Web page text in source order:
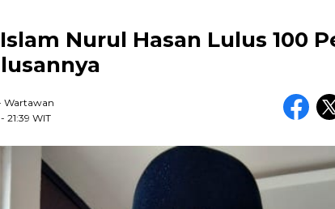
Nurul Hasan Lulus 100
Wartawan
- 21:39 WIT